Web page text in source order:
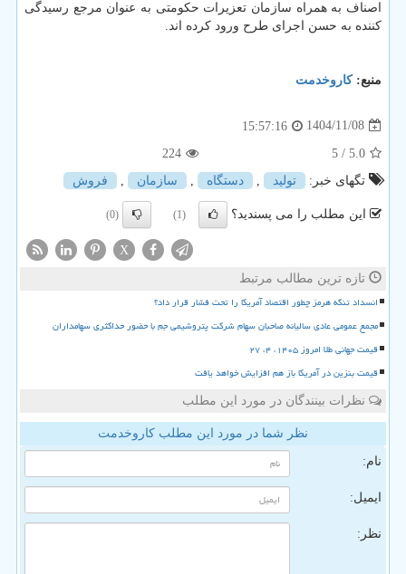
اصناف به همراه سازمان تعزیرات حکومتی به عنوان مرجع رسیدگی
کننده به حسن اجرای طرح ورود کرده اند.
منبع:كاروخدمت
1404/11/08
15:57:16
5.0
/ 5
224
تگهای خبر:
تولید , دستگاه , سازمان , فروش
این مطلب را می پسندید؟ (1)
(0)
X
تازه ترین مطالب مرتبط
انسداد تنگه هرمز چطور اقتصاد آمریکا را تحت فشار قرار داد؟
مجمع عمومی عادی سالیانه صاحبان سهام شرکت پتروشیمی جم با حضور حداکثری سهامداران
قیمت جهانی طلا امروز ۱۴۰۵، ۴، ۲۷
قیمت بنزین در آمریکا باز هم افزایش خواهد یافت
نظرات بینندگان در مورد این مطلب
نظر شما در مورد این مطلب کاروخدمت
نام:
ایمیل:
نظر: